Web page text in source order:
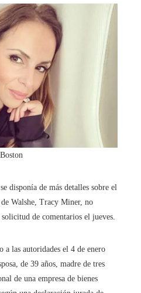
disponía de más detalles sobre el
Walshe, Tracy Miner, no
de comentarios el jueves.
a las autoridades el 4 de enero
de 39 años, madre de tres
de una empresa de bienes